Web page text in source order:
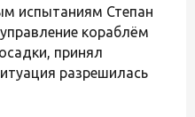
испытаниям Степан
кораблём
принял
разрешилась